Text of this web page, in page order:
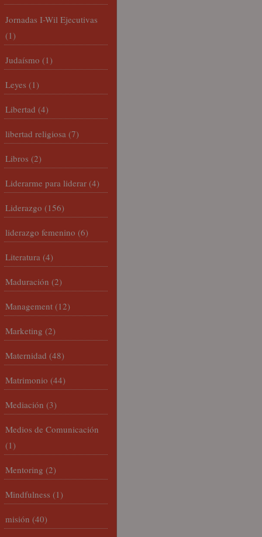
Jornadas I-Wil Ejecutivas
(1)
Judaísmo (1)
Leyes (1)
Libertad (4)
libertad religiosa (7)
Libros (2)
Liderarme para liderar (4)
Liderazgo (156)
liderazgo femenino (6)
Literatura (4)
Maduración (2)
Management (12)
Marketing (2)
Maternidad (48)
Matrimonio (44)
Mediación (3)
Medios de Comunicación
(1)
Mentoring (2)
Mindfulness (1)
misión (40)